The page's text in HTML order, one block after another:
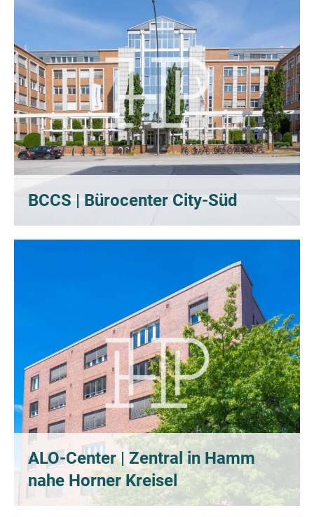
BCCS | Bürocenter City-Süd
ALO-Center | Zentral in Hamm
nahe Horner Kreisel